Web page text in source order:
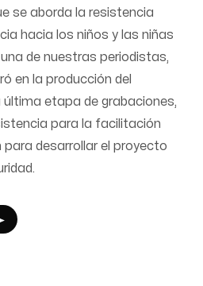
se aborda la resistencia
hacia los niños y las niñas
de nuestras periodistas,
en la producción del
etapa de grabaciones,
para la facilitación
desarrollar el proyecto